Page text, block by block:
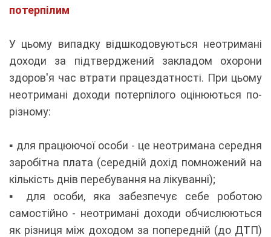
потерпілим
У цьому випадку відшкодовуються неотримані
доходи за підтверджений закладом охорони
здоров'я час втрати працездатності. При цьому
неотримані доходи потерпілого оцінюються по-
різному:
▪️ для працюючої особи - це неотримана середня
заробітна плата (середній дохід помножений на
кількість днів перебування на лікуванні);
▪️ для особи, яка забезпечує себе роботою
самостійно - неотримані доходи обчислюються
як різниця між доходом за попередній (до ДТП)